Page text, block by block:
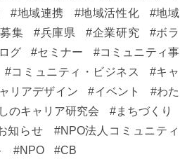
地域連携 地域活性化
地域
集 兵庫県 企業研究
ボラ
グ セミナー
コミュニティ事
コミュニティ・ビジネス
キャ
リアデザイン イベント
わた
のキャリア研究会
まちづくり
知らせ
NPO法人コミュニティ
NPO CB